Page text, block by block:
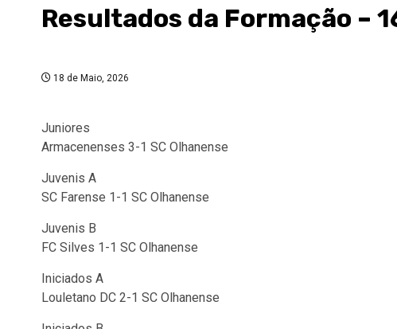
Resultados da Formação –
18 de Maio, 2026
Juniores
Armacenenses 3-1 SC Olhanense
Juvenis A
SC Farense 1-1 SC Olhanense
Juvenis B
FC Silves 1-1 SC Olhanense
Iniciados A
Louletano DC 2-1 SC Olhanense